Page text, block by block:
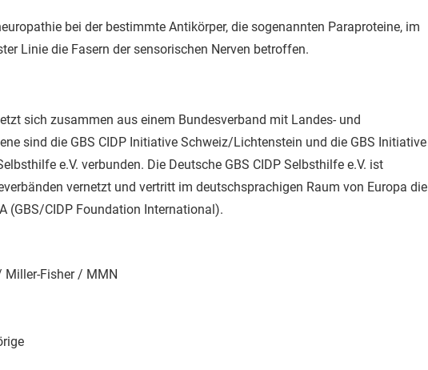
bei der bestimmte Antikörper, die sogenannten Paraproteine, im
Linie die Fasern der sensorischen Nerven betroffen.
sich zusammen aus einem Bundesverband mit Landes- und
sind die GBS CIDP Initiative Schweiz/Lichtenstein und die GBS Initiative
e.V. verbunden. Die Deutsche GBS CIDP Selbsthilfe e.V. ist
vernetzt und vertritt im deutschsprachigen Raum von Europa die
(GBS/CIDP Foundation International).
Miller-Fisher / MMN